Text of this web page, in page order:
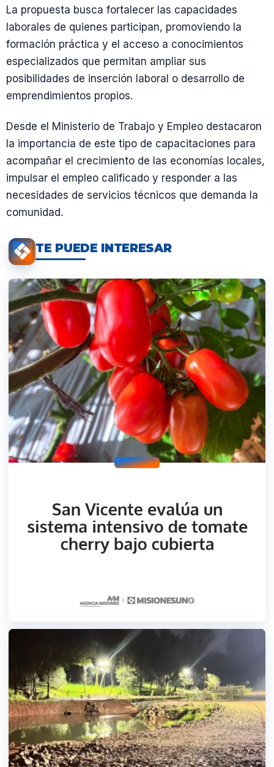
La propuesta busca fortalecer las capacidades
laborales de quienes participan, promoviendo la
formación práctica y el acceso a conocimientos
especializados que permitan ampliar sus
posibilidades de inserción laboral o desarrollo de
emprendimientos propios.
Desde el Ministerio de Trabajo y Empleo destacaron
la importancia de este tipo de capacitaciones para
acompañar el crecimiento de las economías locales,
impulsar el empleo calificado y responder a las
necesidades de servicios técnicos que demanda la
comunidad.
TE PUEDE INTERESAR